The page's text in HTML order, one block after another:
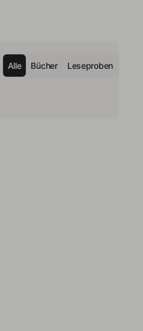
Alle Bücher Leseproben